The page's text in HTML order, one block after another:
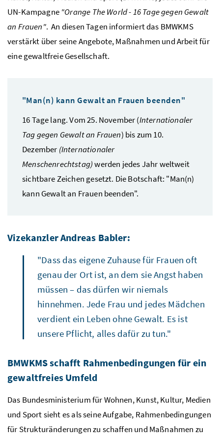
UN-Kampagne "Orange The World- 16 Tage gegen Gewalt
an Frauen". An diesen Tagen informiert das BMWKMS
verstärkt über seine Angebote, Maßnahmen und Arbeit für
eine gewaltfreie Gesellschaft.
"Man(n) kann Gewalt an Frauen beenden"
16 Tage lang. Vom 25. November (Internationaler
Tag gegen Gewalt an Frauen) bis zum 10.
Dezember (Internationaler
Menschenrechtstag)werden jedes Jahr weltweit
sichtbare Zeichen gesetzt. Die Botschaft: "Man(n)
kann Gewalt an Frauen beenden".
Vizekanzler Andreas Babler:
"Dass das eigene Zuhause für Frauen oft
genau der Ort ist, an dem sie Angst haben
müssen – das dürfen wir niemals
hinnehmen. Jede Frau und jedes Mädchen
verdient ein Leben ohne Gewalt. Es ist
unsere Pflicht, alles dafür zu tun."
BMWKMS schafft Rahmenbedingungen für ein
gewaltfreies Umfeld
Das Bundesministerium für Wohnen, Kunst, Kultur, Medien
und Sport sieht es als seine Aufgabe, Rahmenbedingungen
für Strukturänderungen zu schaffen und Maßnahmen zu